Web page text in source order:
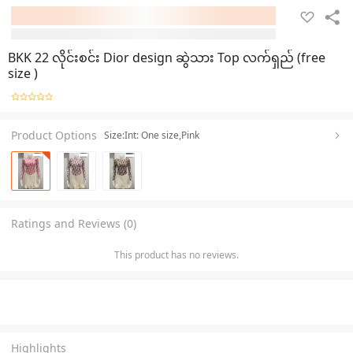
BKK 22 လိုင်းစင်း Dior design ဆွဲသား Top လက်ရှည် (free
size )
Product Options Size:Int: One size,Pink
Ratings and Reviews (0)
This product has no reviews.
Highlights